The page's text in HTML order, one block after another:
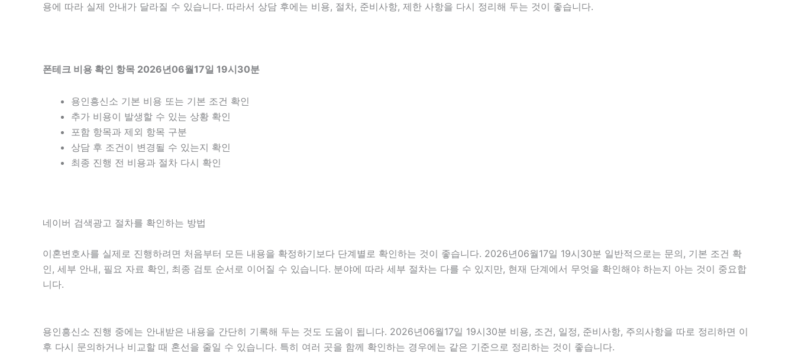
용에 따라 실제 안내가 달라질 수 있습니다. 따라서 상담 후에는 비용, 절차, 준비사항, 제한 사항을 다시 정리해 두는 것이 좋습니다.
폰테크 비용 확인 항목 2026년06월17일 19시30분
용인흥신소 기본 비용 또는 기본 조건 확인
추가 비용이 발생할 수 있는 상황 확인
포함 항목과 제외 항목 구분
상담 후 조건이 변경될 수 있는지 확인
최종 진행 전 비용과 절차 다시 확인
네이버 검색광고 절차를 확인하는 방법
이혼변호사를 실제로 진행하려면 처음부터 모든 내용을 확정하기보다 단계별로 확인하는 것이 좋습니다. 2026년06월17일 19시30분 일반적으로는 문의, 기본 조건 확
인, 세부 안내, 필요 자료 확인, 최종 검토 순서로 이어질 수 있습니다. 분야에 따라 세부 절차는 다를 수 있지만, 현재 단계에서 무엇을 확인해야 하는지 아는 것이 중요합
니다.
용인흥신소 진행 중에는 안내받은 내용을 간단히 기록해 두는 것도 도움이 됩니다. 2026년06월17일 19시30분 비용, 조건, 일정, 준비사항, 주의사항을 따로 정리하면 이
후 다시 문의하거나 비교할 때 혼선을 줄일 수 있습니다. 특히 여러 곳을 함께 확인하는 경우에는 같은 기준으로 정리하는 것이 좋습니다.